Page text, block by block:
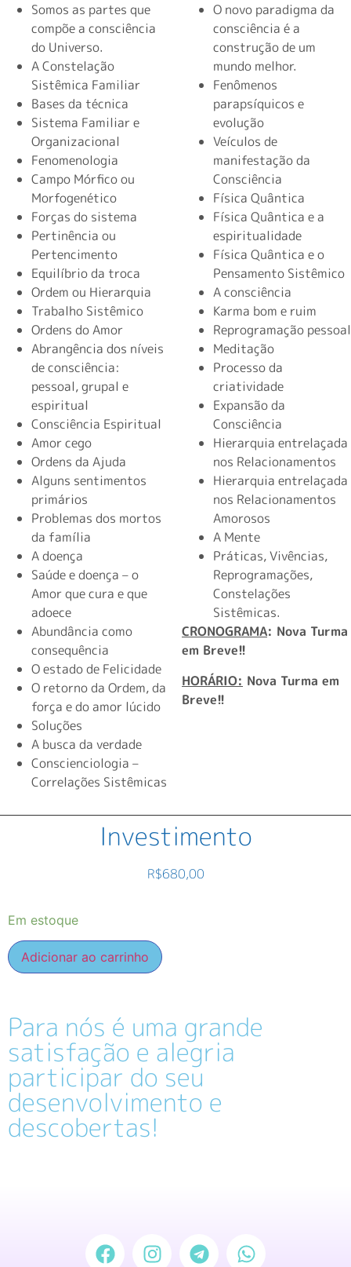
Somos as partes que
compõe a consciência
do Universo.
A Constelação
Sistêmica Familiar
Bases da técnica
Sistema Familiar e
Organizacional
Fenomenologia
Campo Mórfico ou
Morfogenético
Forças do sistema
Pertinência ou
Pertencimento
Equilíbrio da troca
Ordem ou Hierarquia
Trabalho Sistêmico
Ordens do Amor
Abrangência dos níveis
de consciência:
pessoal, grupal e
espiritual
Consciência Espiritual
Amor cego
Ordens da Ajuda
Alguns sentimentos
primários
Problemas dos mortos
da família
A doença
Saúde e doença – o
Amor que cura e que
adoece
Abundância como
consequência
O estado de Felicidade
O retorno da Ordem, da
força e do amor lúcido
Soluções
A busca da verdade
Conscienciologia –
Correlações Sistêmicas
O novo paradigma da
consciência é a
construção de um
mundo melhor.
Fenômenos
parapsíquicos e
evolução
Veículos de
manifestação da
Consciência
Física Quântica
Física Quântica e a
espiritualidade
Física Quântica e o
Pensamento Sistêmico
A consciência
Karma bom e ruim
Reprogramação pessoal
Meditação
Processo da
criatividade
Expansão da
Consciência
Hierarquia entrelaçada
nos Relacionamentos
Hierarquia entrelaçada
nos Relacionamentos
Amorosos
A Mente
Práticas, Vivências,
Reprogramações,
Constelações
Sistêmicas.
CRONOGRAMA: Nova Turma
em Breve!!
HORÁRIO: Nova Turma em
Breve!!
Investimento
R$680,00
Em estoque
Adicionar ao carrinho
Para nós é uma grande
satisfação e alegria
participar do seu
desenvolvimento e
descobertas!